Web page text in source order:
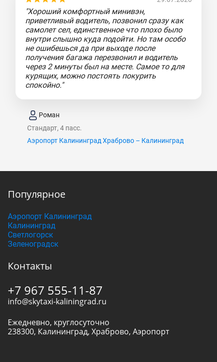
"Хороший комфортный минивэн,
приветливый водитель, позвонил сразу как
самолет сел, единственное что плохо было
внутри слышно куда подойти. Но там особо
не ошибешься да при выходе после
получения багажа перезвонил и водитель
через 2 минуты был на месте. Самое то для
курящих, можно постоять покурить
спокойно."
Роман
Стандарт, 4 пасс.
Аэропорт Калининград Храброво – Калининград
Популярное
Аэропорт Калининград
Калининград
Светлогорск
Зеленоградск
Контакты
+7 967 555-11-87
info@skytaxi-kaliningrad.ru
Ежедневно, круглосуточно
238300, Калининград, Храброво, Аэропорт